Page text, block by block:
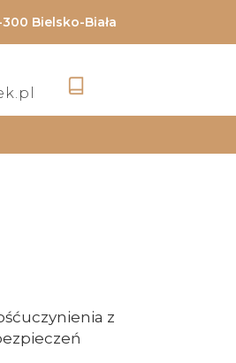
Bielsko-Biała
z